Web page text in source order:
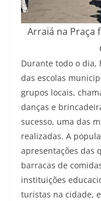
Arraiá na Praça
Durante todo o dia,
das escolas
grupos locais,
danças e
sucesso, uma das
realizadas. A
apresentações das
barracas de
instituições
turistas na cidade,